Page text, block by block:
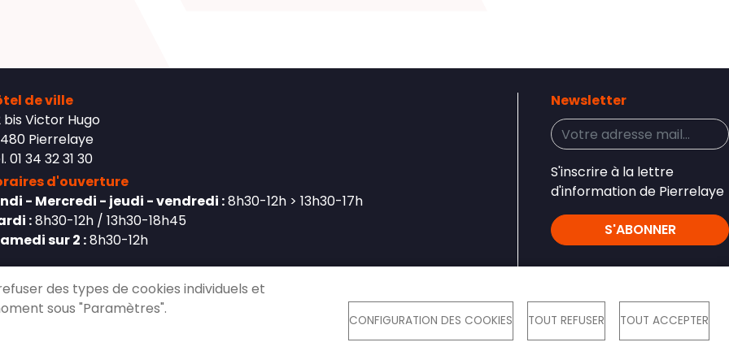
de ville
bis Victor Hugo
Pierrelaye
01 34 32 31 30
d'ouverture
- Mercredi - jeudi - vendredi :8h30-12h > 13h30-17h
:8h30-12h / 13h30-18h45
sur 2 :8h30-12h
Newsletter
S'inscrire à la lettre
d'information de Pierrelaye
S'ABONNER
des types de cookies individuels et
sous "Paramètres".
CONFIGURATION DES COOKIES TOUT REFUSER TOUT ACCEPTER